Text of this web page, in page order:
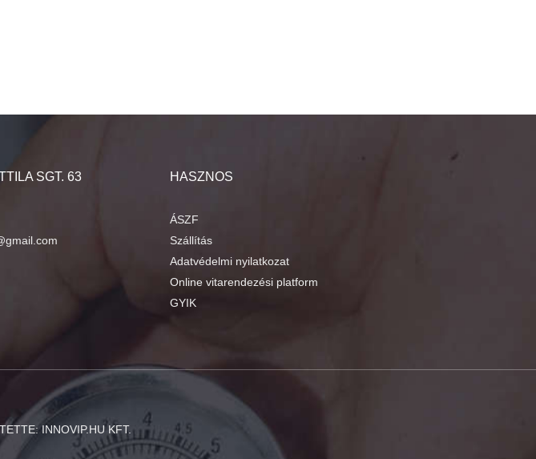
SGT. 63 HASZNOS
ÁSZF
Szállítás
Adatvédelmi nyilatkozat
Online vitarendezési platform
GYIK
INNOVIP.HU KFT.